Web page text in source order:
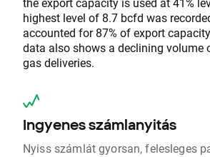
highest level of 8.7 bcfd was
accounted for 87% of export
data also shows a declining volume
gas deliveries.
Ingyenes számlanyitás
Nyiss számlát gyorsan, felesleges